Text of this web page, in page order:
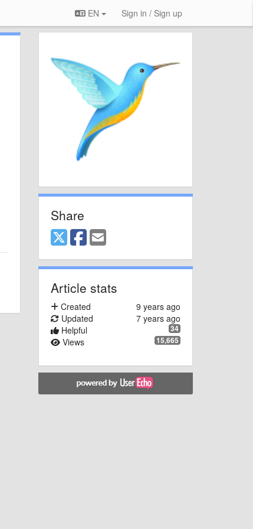
EN Sign in / Sign up
Share
Article stats
9 years ago
Created
7 years ago
Updated
34
Helpful
15,665
Views